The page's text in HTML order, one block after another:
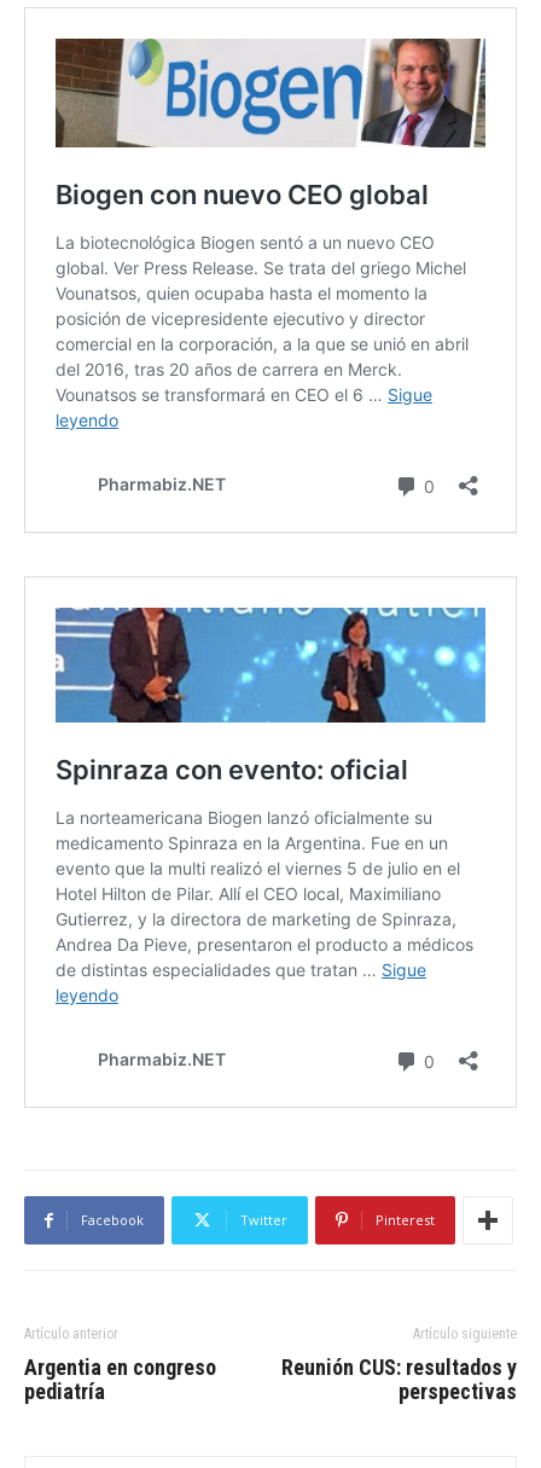
Facebook Twitter Pinterest
Artículo anterior
Argentia en congreso
pediatría
Artículo siguiente
Reunión CUS: resultados y
perspectivas